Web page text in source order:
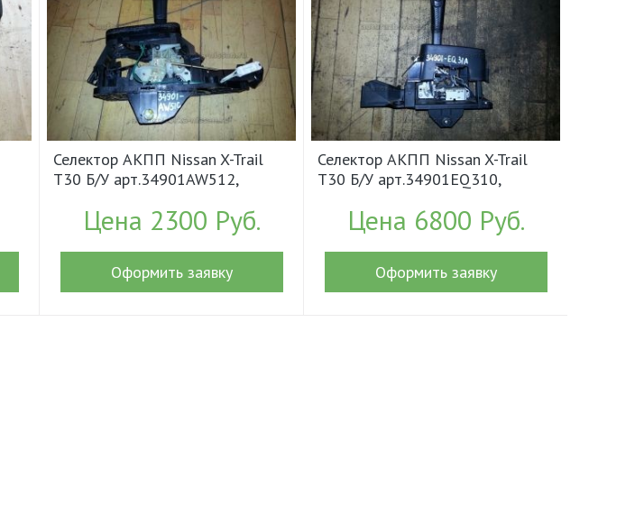
Селектор АКПП Nissan X-Trail
T30 Б/У арт.34901AW512,
Цена 2300 Руб.
Оформить заявку
Селектор АКПП Nissan X-Trail
T30 Б/У арт.34901EQ310,
Цена 6800 Руб.
Оформить заявку